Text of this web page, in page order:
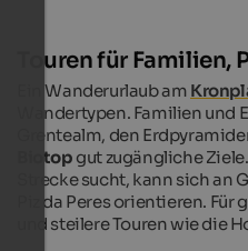
Touren für Familien,
Ein Wanderurlaub am
Wandertypen. Familien
Grentealm, den
Biotop gut zugängliche
Strecke sucht, kann sich an
Piz da Peres orientieren.
und steilere Touren wie die